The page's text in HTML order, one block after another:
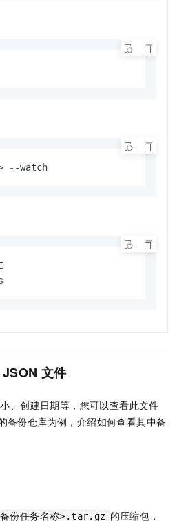
--watch
JSON 文件
、创建日期等，您可以查看此文件
备份仓库为例，介绍如何查看其中备
备份任务名称>.tar.gz 的压缩包，